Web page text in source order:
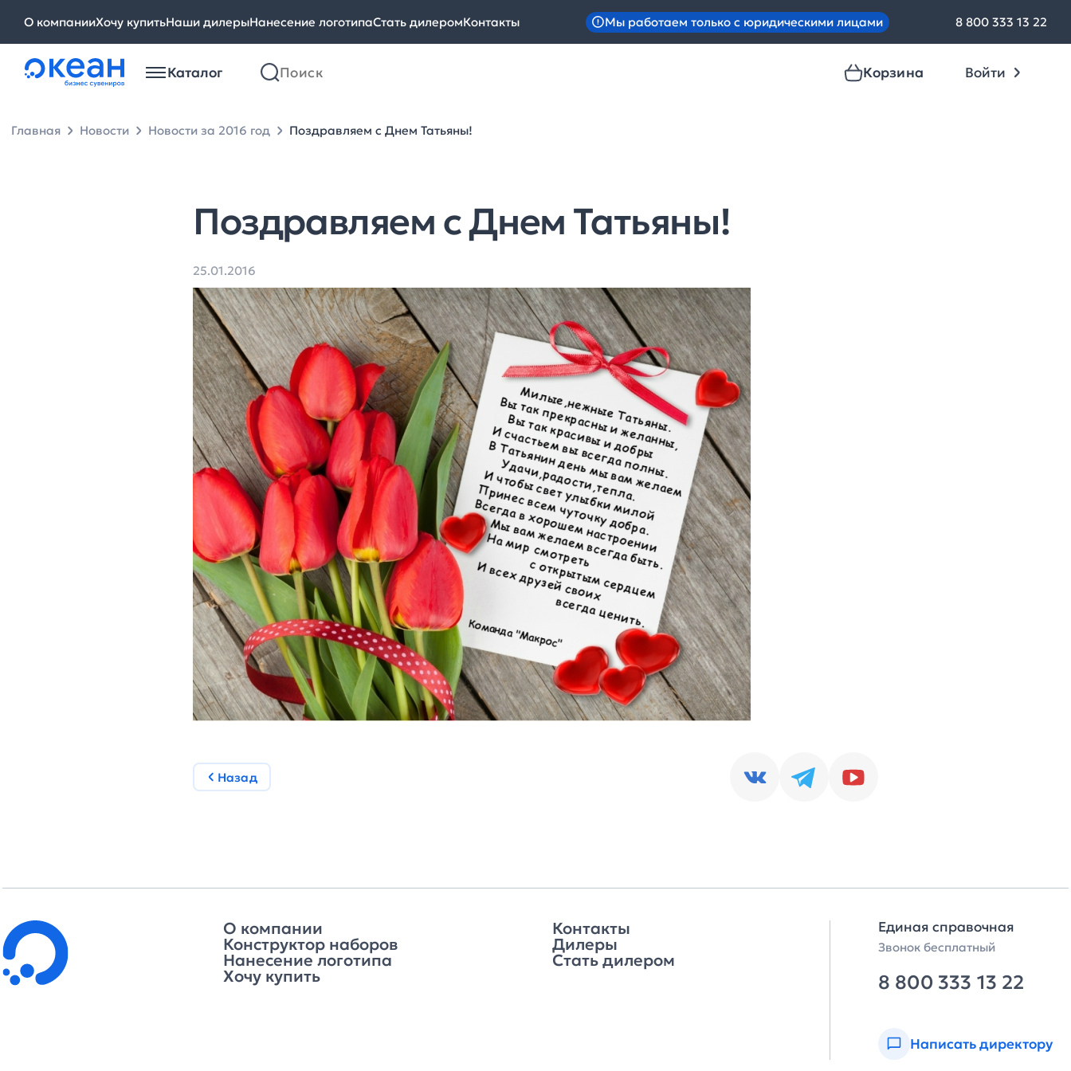
О компанииХочу купитьНаши дилерыНанесение логотипаСтать дилеромКонтакты Мы работаем только с юридическими лицами 8 800 333 13 22
Каталог Корзина Войти
Главная Новости Новости за 2016 год Поздравляем с Днем Татьяны!
Поздравляем с Днем Татьяны!
25.01.2016
Назад
О компании
Конструктор наборов
Нанесение логотипа
Хочу купить
Контакты
Дилеры
Стать дилером
Единая справочная
Звонок бесплатный
8 800 333 13 22
Написать директору